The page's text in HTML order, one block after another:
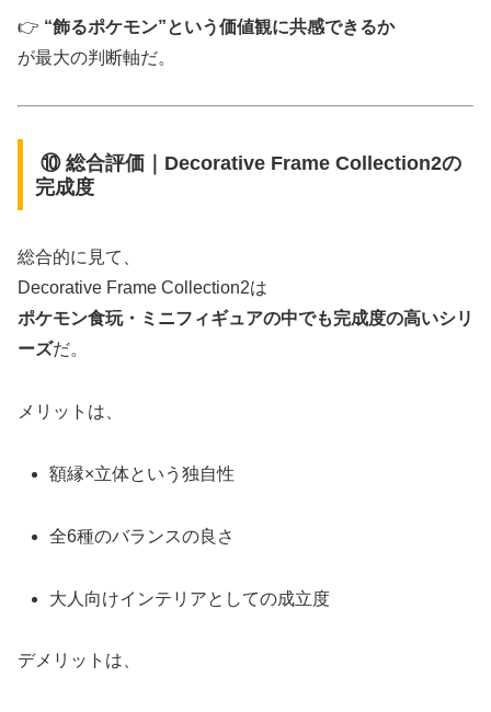
👉 “飾るポケモン”という価値観に共感できるか
が最大の判断軸だ。
⑩ 総合評価｜Decorative Frame Collection2の
完成度
総合的に見て、
Decorative Frame Collection2は
ポケモン食玩・ミニフィギュアの中でも完成度の高いシリ
ーズだ。
メリットは、
額縁×立体という独自性
全6種のバランスの良さ
大人向けインテリアとしての成立度
デメリットは、